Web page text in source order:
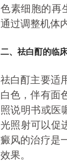
色素细胞的再
通过调整机体
二、祛白酊的临
祛白酊主要适
白色，伴有面
照说明书或医
光照射可以促
癜风的治疗是
效果。